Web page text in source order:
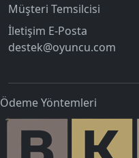
Müşteri Temsilcisi
İletişim E-Posta
destek@oyuncu.com
Ödeme Yöntemleri